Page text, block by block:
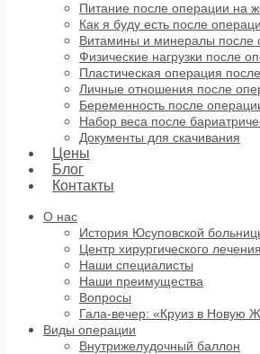
Питание после операции на
Как я буду есть после
Витамины и минералы после
Физические нагрузки после
Пластическая операция
Личные отношения после
Беременность после
Набор веса после
Документы для скачивания
Цены
Блог
Контакты
О нас
История Юсуповской
Центр хирургического
Наши специалисты
Наши преимущества
Вопросы
Гала-вечер: «Круиз в Новую
Виды операции
Внутрижелудочный баллон